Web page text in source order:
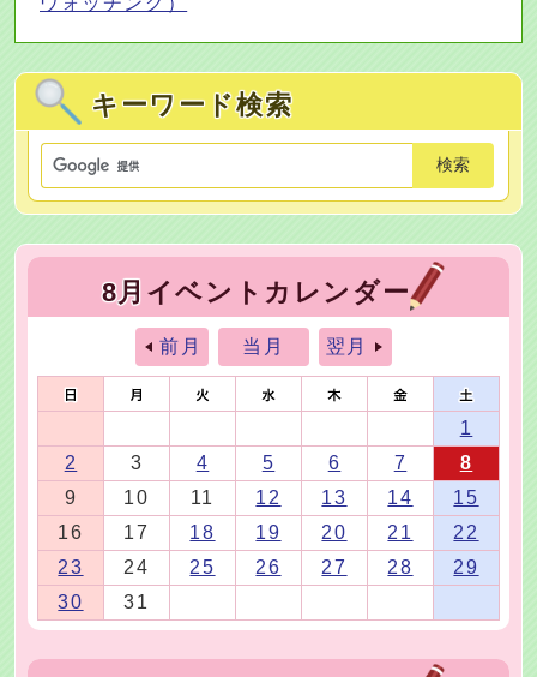
キーワード検索
検索
8月 イベントカレンダー
前月 当月 翌月
1
2
3 4 5 6 7
8
9
10 11 12 13 14
15
16
17 18 19 20 21
22
23
24 25 26 27 28
29
30
31